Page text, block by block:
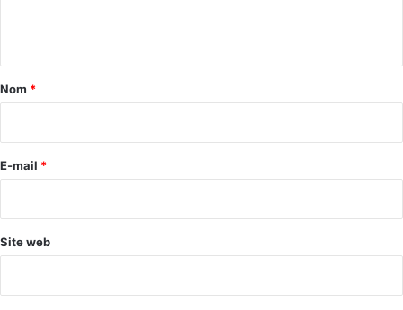
a
e
Nom *
E-mail *
Site web